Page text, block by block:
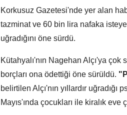
Korkusuz Gazetesi'nde yer alan
tazminat ve 60 bin lira nafaka
uğradığını öne sürdü.
Kütahyalı'nın Nagehan Alçı'ya çok
borçları ona ödettiği öne sürüldü.
belirtilen Alçı'nın yıllardır
Mayıs'ında çocukları ile kiralık eve